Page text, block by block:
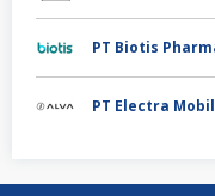
PT Biotis
PT Electra